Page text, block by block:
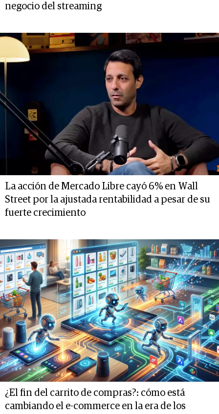
negocio del streaming
La acción de Mercado Libre cayó 6% en Wall
Street por la ajustada rentabilidad a pesar de su
fuerte crecimiento
¿El fin del carrito de compras?: cómo está
cambiando el e-commerce en la era de los